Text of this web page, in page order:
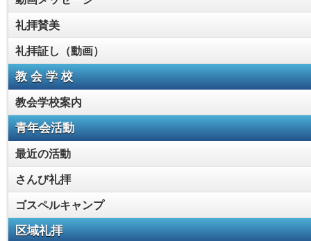
礼拝賛美
礼拝証し（動画）
教 会 学 校
教会学校案内
青年会活動
最近の活動
さんび礼拝
ゴスペルキャンプ
区域礼拝